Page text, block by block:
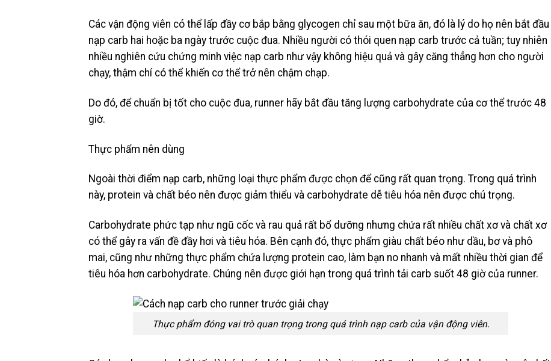
Các vận động viên có thể lấp đầy cơ bắp bằng glycogen chỉ sau một bữa ăn, đó là lý do họ nên bắt đầu
nạp carb hai hoặc ba ngày trước cuộc đua. Nhiều người có thói quen nạp carb trước cả tuần; tuy nhiên
nhiều nghiên cứu chứng minh việc nạp carb như vậy không hiệu quả và gây căng thẳng hơn cho người
chạy, thậm chí có thể khiến cơ thể trở nên chậm chạp.
Do đó, để chuẩn bị tốt cho cuộc đua, runner hãy bắt đầu tăng lượng carbohydrate của cơ thể trước 48
giờ.
Thực phẩm nên dùng
Ngoài thời điểm nạp carb, những loại thực phẩm được chọn để cũng rất quan trọng. Trong quá trình
này, protein và chất béo nên được giảm thiểu và carbohydrate dễ tiêu hóa nên được chú trọng.
Carbohydrate phức tạp như ngũ cốc và rau quả rất bổ dưỡng nhưng chứa rất nhiều chất xơ và chất xơ
có thể gây ra vấn đề đầy hơi và tiêu hóa. Bên cạnh đó, thực phẩm giàu chất béo như dầu, bơ và phô
mai, cũng như những thực phẩm chứa lượng protein cao, làm bạn no nhanh và mất nhiều thời gian để
tiêu hóa hơn carbohydrate. Chúng nên được giới hạn trong quá trình tải carb suốt 48 giờ của runner.
Thực phẩm đóng vai trò quan trọng trong quá trình nạp carb của vận động viên.